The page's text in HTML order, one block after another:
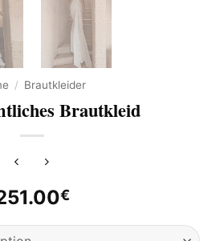
/ Brautkleider
Brautkleid
€